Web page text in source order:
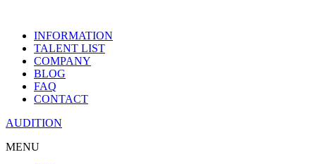
INFORMATION
TALENT LIST
COMPANY
BLOG
FAQ
CONTACT
AUDITION
MENU